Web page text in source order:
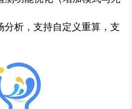
分析，支持自定义重算，支